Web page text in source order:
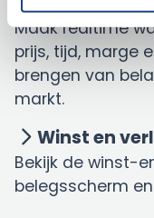
Maak realtime
prijs, tijd, marge
brengen van
markt.
Winst en
Bekijk de winst-
belegsscherm